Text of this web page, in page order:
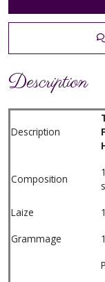
Description
Description
Composition
Laize
Grammage